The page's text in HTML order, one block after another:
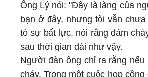
Ông Lý nói: "Đây là làng của
bạn ở đây, nhưng tôi vẫn
tỏ sự bất lực, nói rằng đám
sau thời gian dài như vậy.
Người đàn ông chỉ ra rằng
cháy. Trong một cuộc họp